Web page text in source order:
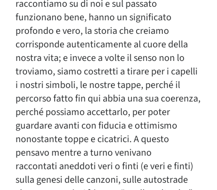
raccontiamo su di noi e sul passato
funzionano bene, hanno un significato
profondo e vero, la storia che creiamo
corrisponde autenticamente al cuore della
nostra vita; e invece a volte il senso non lo
troviamo, siamo costretti a tirare per i capelli
i nostri simboli, le nostre tappe, perché il
percorso fatto fin qui abbia una sua coerenza,
perché possiamo accettarlo, per poter
guardare avanti con fiducia e ottimismo
nonostante toppe e cicatrici. A questo
pensavo mentre a turno venivano
raccontati aneddoti veri o finti (e veri e finti)
sulla genesi delle canzoni, sulle autostrade